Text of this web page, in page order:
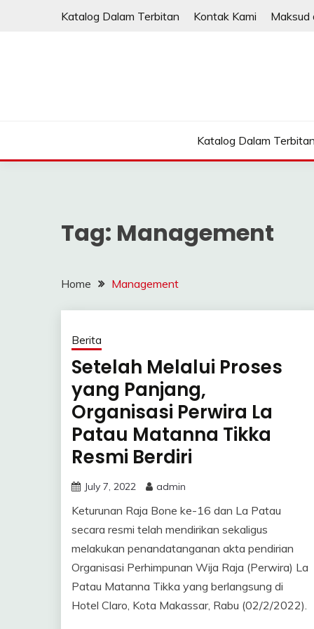
Katalog Dalam Terbitan Kontak Kami Maksud
Katalog Dalam Terbitan
Tag: Management
Home Management
Berita
Setelah Melalui Proses
yang Panjang,
Organisasi Perwira La
Patau Matanna Tikka
Resmi Berdiri
July 7, 2022 admin
Keturunan Raja Bone ke-16 dan La Patau
secara resmi telah mendirikan sekaligus
melakukan penandatanganan akta pendirian
Organisasi Perhimpunan Wija Raja (Perwira) La
Patau Matanna Tikka yang berlangsung di
Hotel Claro, Kota Makassar, Rabu (02/2/2022).